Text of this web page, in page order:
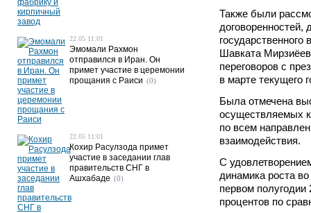
Также были
договоренностей,
государственного
Шавката
переговоров с
в марте текущего
Была отмечена
осуществляемых
по всем
взаимодействия.
С
динамика роста
первом полугодии
процентов по
22.05 11:01
Эмомали Рахмон
отправился в Иран. Он
примет участие в церемонии
прощания с Раиси (0)
22.05 11:01
Кохир Расулзода примет
участие в заседании глав
правительств СНГ в
Ашхабаде (0)